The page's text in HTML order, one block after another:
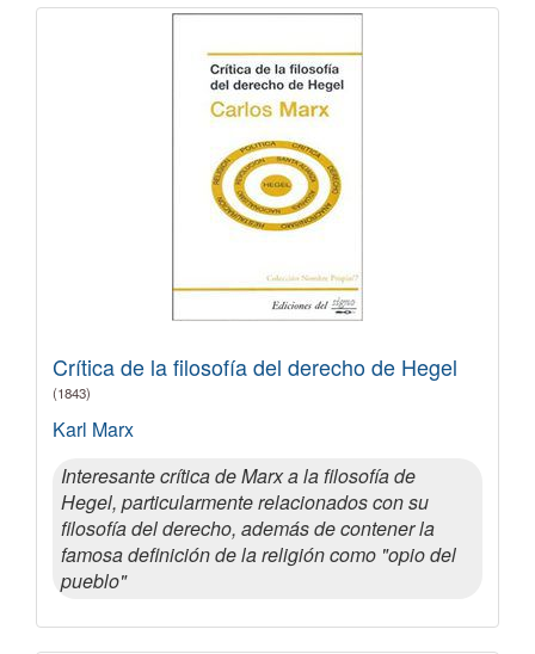
Crítica de la filosofía del derecho de Hegel
(1843)
Karl Marx
Interesante crítica de Marx a la filosofía de
Hegel, particularmente relacionados con su
filosofía del derecho, además de contener la
famosa definición de la religión como "opio del
pueblo"